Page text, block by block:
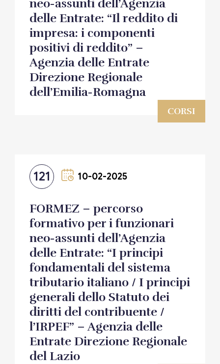
CORSI
neo-assunti dell’Agenzia
delle Entrate: “Il reddito di
impresa: i componenti
positivi di reddito” –
Agenzia delle Entrate
Direzione Regionale
dell’Emilia-Romagna
121 10-02-2025
FORMEZ – percorso
formativo per i funzionari
neo-assunti dell’Agenzia
delle Entrate: “I principi
fondamentali del sistema
tributario italiano / I principi
generali dello Statuto dei
diritti del contribuente /
l’IRPEF” – Agenzia delle
Entrate Direzione Regionale
del Lazio